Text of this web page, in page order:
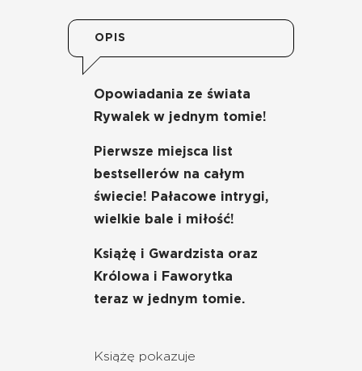
OPIS
Opowiadania ze świata
Rywalek w jednym tomie!
Pierwsze miejsca list
bestsellerów na całym
świecie! Pałacowe intrygi,
wielkie bale i miłość!
Książę i Gwardzista oraz
Królowa i Faworytka
teraz w jednym tomie.
Książę pokazuje